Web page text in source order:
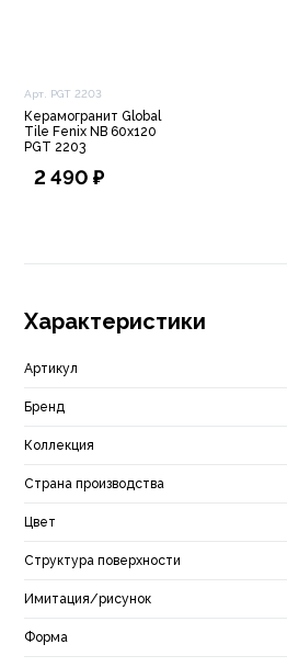
Арт. PGT 2203
Керамогранит Global
Tile Fenix NB 60х120
PGT 2203
2 490 ₽
Характеристики
Артикул
Бренд
Коллекция
Страна производства
Цвет
Структура поверхности
Имитация/рисунок
Форма